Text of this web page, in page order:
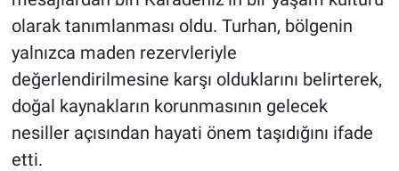
olarak tanımlanması oldu. Turhan, bölgenin
yalnızca maden rezervleriyle
değerlendirilmesine karşı olduklarını belirterek,
doğal kaynakların korunmasının gelecek
nesiller açısından hayati önem taşıdığını ifade
etti.